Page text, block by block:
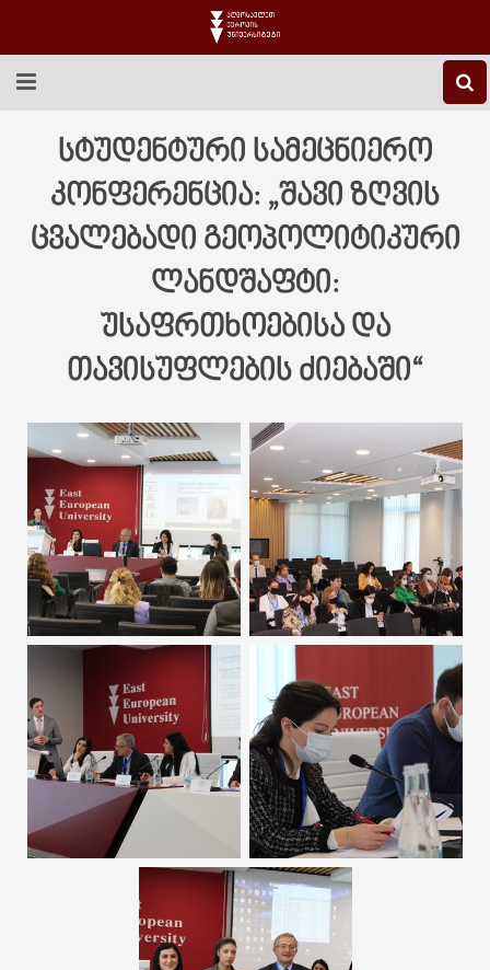
EEU-Ს ᲨᲔᲡᲐᲮᲔᲑ
ᲒᲐᲜᲐᲗᲚᲔᲑᲐ
ᲙᲕᲚᲔᲕᲐ
ᲑᲘᲑᲚᲘᲝᲗᲔᲙᲐ
ᲡᲢᲣᲓᲔᲜᲢᲣᲠᲘ ᲪᲮᲝᲕᲠᲔᲑᲐ
ᲙᲝᲜᲢᲐᲥᲢᲘ
სტუდენტური სამეცნიერო
კონფერენცია: „შავი ზღვის
ცვალებადი გეოპოლიტიკური
ლანდშაფტი:
უსაფრთხოებისა და
თავისუფლების ძიებაში“